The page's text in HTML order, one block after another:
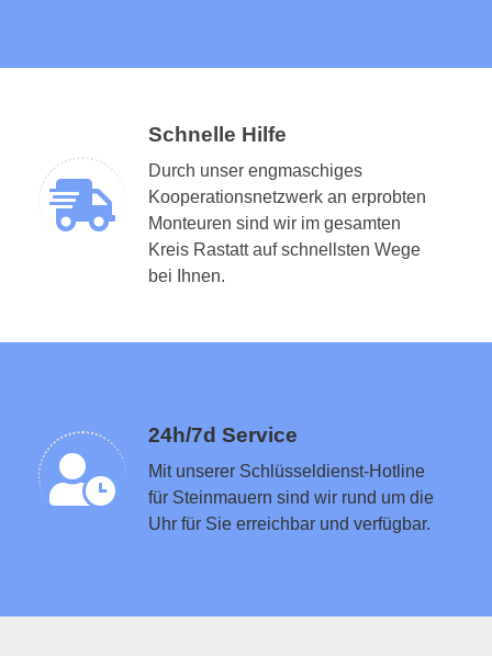
Schnelle Hilfe
Durch unser engmaschiges
Kooperationsnetzwerk an erprobten
Monteuren sind wir im gesamten
Kreis Rastatt auf schnellsten Wege
bei Ihnen.
24h/7d Service
Mit unserer Schlüsseldienst-Hotline
für Steinmauern sind wir rund um die
Uhr für Sie erreichbar und verfügbar.
Schlüsseldienst in der Nähe vermitteln